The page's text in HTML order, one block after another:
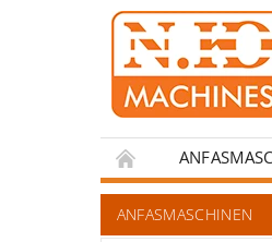
KONTAKT
ANFASMASCHINEN